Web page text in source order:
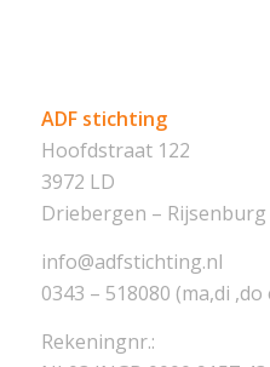
ADF stichting
Hoofdstraat 122
3972 LD
Driebergen – Rijsenburg
info@adfstichting.nl
0343 – 518080 (ma,di
Rekeningnr.: